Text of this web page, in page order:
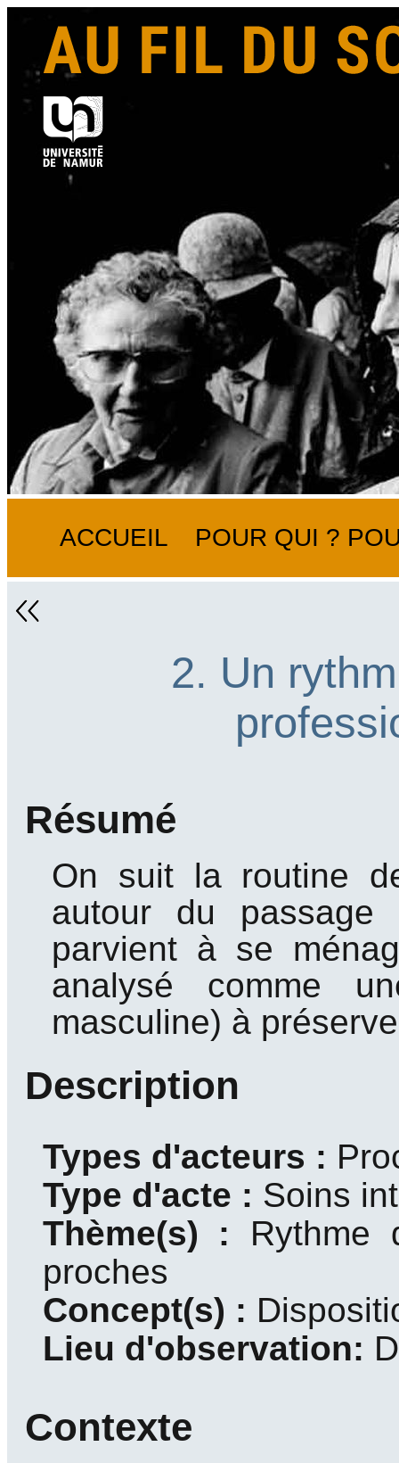
ACCUEIL POUR QUI ?
2. Un
Résumé
On suit la routine
autour du passage
parvient à se
analysé comme
masculine) à
Description
Types d'acteurs :
Type d'acte : Soins
Thème(s) : Rythme
proches
Concept(s) :
Lieu d'observation:
Contexte